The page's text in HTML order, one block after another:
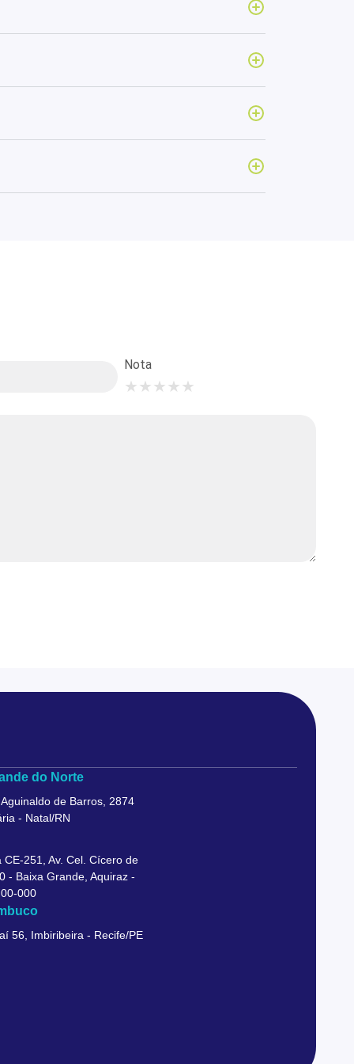
Nota
★
★
★
★
★
do Norte
de Barros, 2874
- Natal/RN
CE-251, Av. Cel. Cícero de
- Baixa Grande, Aquiraz -
000
56, Imbiribeira - Recife/PE